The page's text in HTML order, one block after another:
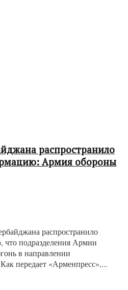
распространило
Армия обороны
распространило
подразделения Армии
в направлении
передает «Арменпресс»,...